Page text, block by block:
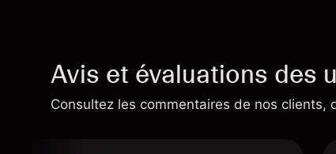
Avis et évaluations des
Consultez les commentaires de nos clients,